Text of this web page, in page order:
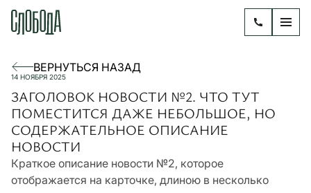
ВЕРНУТЬСЯ НАЗАД
14 НОЯБРЯ 2025
ЗАГОЛОВОК НОВОСТИ №2. ЧТО ТУТ
ПОМЕСТИТСЯ ДАЖЕ НЕБОЛЬШОЕ, НО
СОДЕРЖАТЕЛЬНОЕ ОПИСАНИЕ
НОВОСТИ
Краткое описание новости №2, которое
отображается на карточке, длиною в несколько